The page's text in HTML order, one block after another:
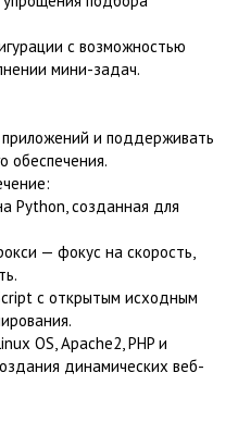
с возможностью
мини-задач.
и поддерживать
обеспечения.
Python, созданная для
— фокус на скорость,
с открытым исходным
OS, Apache2, PHP и
динамических веб-